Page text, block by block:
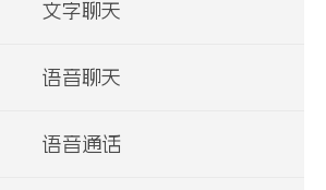
文字聊天
语音聊天
语音通话